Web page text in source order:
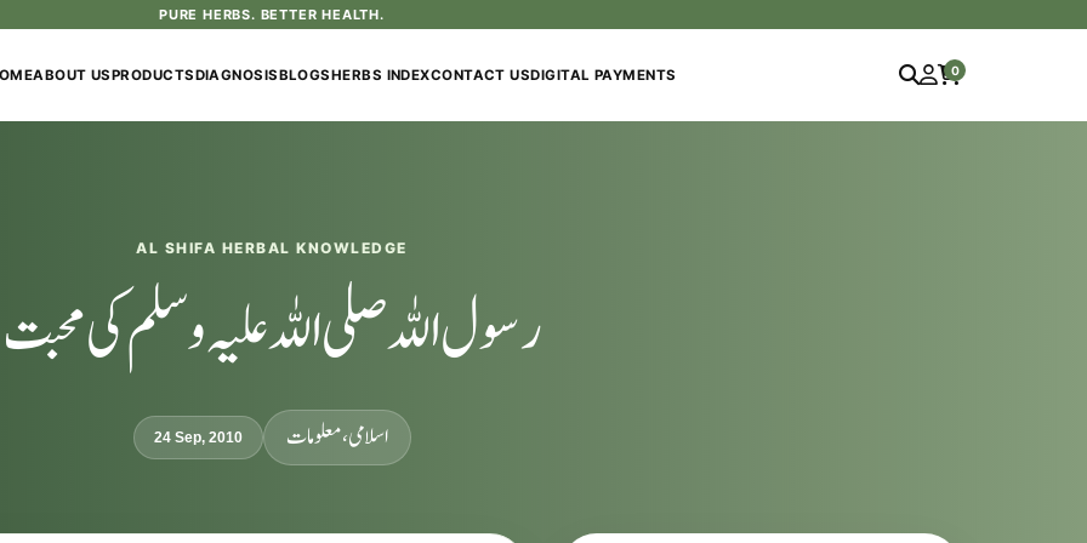
PURE HERBS. BETTER HEALTH.
ABOUT USPRODUCTSDIAGNOSISBLOGSHERBS INDEXCONTACT USDIGITAL PAYMENTS 0
AL SHIFA HERBAL KNOWLEDGE
رسول اللہ صلی اللہ علیہ وسلم کی محبت
24 Sep, 2010 اسلامی، معلومات